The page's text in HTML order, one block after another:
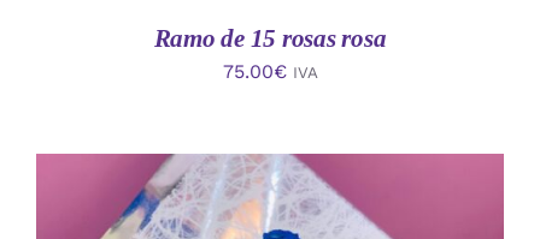
Ramo de 15 rosas rosa
75.00€ IVA